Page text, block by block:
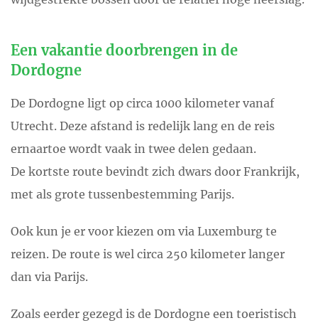
Een vakantie doorbrengen in de
Dordogne
De Dordogne ligt op circa 1000 kilometer vanaf
Utrecht. Deze afstand is redelijk lang en de reis
ernaartoe wordt vaak in twee delen gedaan.
De kortste route bevindt zich dwars door Frankrijk,
met als grote tussenbestemming Parijs.
Ook kun je er voor kiezen om via Luxemburg te
reizen. De route is wel circa 250 kilometer langer
dan via Parijs.
Zoals eerder gezegd is de Dordogne een toeristisch